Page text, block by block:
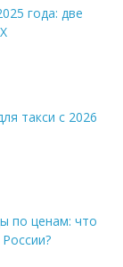
года: две
такси с 2026
по ценам: что